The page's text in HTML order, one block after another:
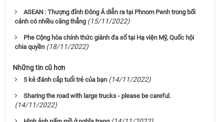
ASEAN : Thượng đỉnh Đông Á diễn ra tại Phnom Penh trong bối
cảnh có nhiều căng thẳng (15/11/2022)
Phe Cộng hòa chính thức giành đa số tại Hạ viện Mỹ, Quốc hội
chia quyền (18/11/2022)
Những tin cũ hơn
5 kẻ đánh cắp tuổi trẻ của bạn (14/11/2022)
Sharing the road with large trucks - please be careful.
(14/11/2022)